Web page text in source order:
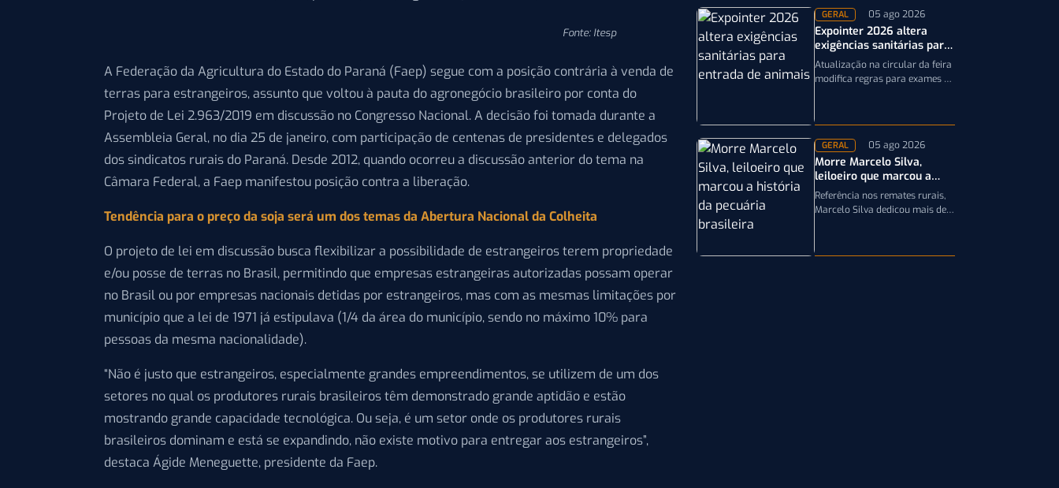
Fonte: Itesp
A Federação da Agricultura do Estado do Paraná (Faep) segue com a posição contrária à venda de
terras para estrangeiros, assunto que voltou à pauta do agronegócio brasileiro por conta do
Projeto de Lei 2.963/2019 em discussão no Congresso Nacional. A decisão foi tomada durante a
Assembleia Geral, no dia 25 de janeiro, com participação de centenas de presidentes e delegados
dos sindicatos rurais do Paraná. Desde 2012, quando ocorreu a discussão anterior do tema na
Câmara Federal, a Faep manifestou posição contra a liberação.
Tendência para o preço da soja será um dos temas da Abertura Nacional da Colheita
O projeto de lei em discussão busca flexibilizar a possibilidade de estrangeiros terem propriedade
e/ou posse de terras no Brasil, permitindo que empresas estrangeiras autorizadas possam operar
no Brasil ou por empresas nacionais detidas por estrangeiros, mas com as mesmas limitações por
município que a lei de 1971 já estipulava (1/4 da área do município, sendo no máximo 10% para
pessoas da mesma nacionalidade).
“Não é justo que estrangeiros, especialmente grandes empreendimentos, se utilizem de um dos
setores no qual os produtores rurais brasileiros têm demonstrado grande aptidão e estão
mostrando grande capacidade tecnológica. Ou seja, é um setor onde os produtores rurais
brasileiros dominam e está se expandindo, não existe motivo para entregar aos estrangeiros”,
destaca Ágide Meneguette, presidente da Faep.
GERAL 05 ago 2026
Expointer 2026 altera
exigências sanitárias para
entrada de animais;
entenda
Atualização na circular da feira
modifica regras para exames e
Expointer 2026
GERAL 05 ago 2026
Morre Marcelo Silva,
leiloeiro que marcou a
história da pecuária
brasileira
Referência nos remates rurais,
Marcelo Silva dedicou mais de
Crioulos,…